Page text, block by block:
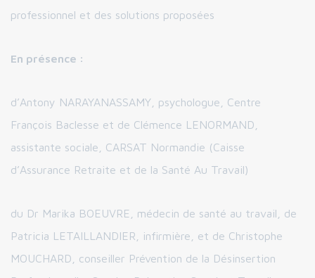
professionnel et des solutions proposées
En présence :
d’Antony NARAYANASSAMY, psychologue, Centre
François Baclesse et de Clémence LENORMAND,
assistante sociale, CARSAT Normandie (Caisse
d’Assurance Retraite et de la Santé Au Travail)
du Dr Marika BOEUVRE, médecin de santé au travail, de
Patricia LETAILLANDIER, infirmière, et de Christophe
MOUCHARD, conseiller Prévention de la Désinsertion